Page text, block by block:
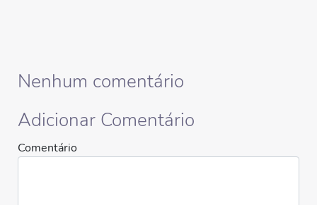
Nenhum comentário
Adicionar Comentário
Comentário